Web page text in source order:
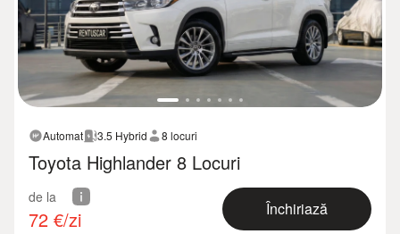
Automat 3.5 Hybrid 8 locuri
Toyota Highlander 8 Locuri
de la
72 €/zi Închiriază